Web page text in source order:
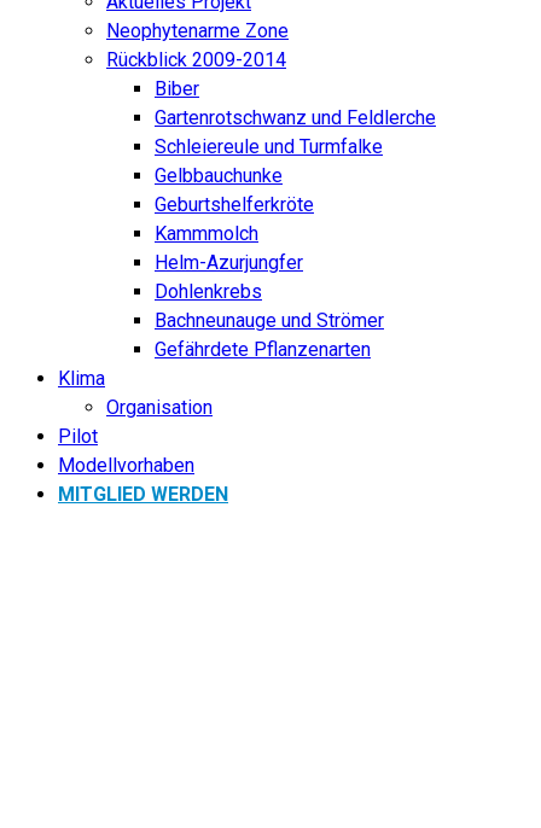
Neophytenarme Zone
Rückblick 2009-2014
Biber
Gartenrotschwanz und Feldlerche
Schleiereule und Turmfalke
Gelbbauchunke
Geburtshelferkröte
Kammmolch
Helm-Azurjungfer
Dohlenkrebs
Bachneunauge und Strömer
Gefährdete Pflanzenarten
Klima
Organisation
Pilot
Modellvorhaben
MITGLIED WERDEN